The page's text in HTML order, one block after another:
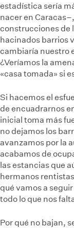
estadística sería
nacer en
construcciones de
hacinados barrios
cambiaría nuestro
¿Veríamos la
«casa tomada» si
Si hacemos el
de encuadrarnos
inicial toma más
no dejamos los
avanzamos por la
acabamos de
las estancias que
hermanos
qué vamos a
todo lo que nos
Por qué no bajan,